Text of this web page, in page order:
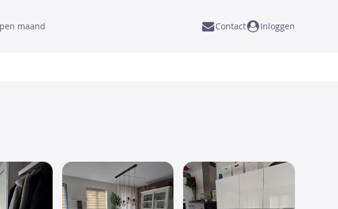
maand Contact Inloggen